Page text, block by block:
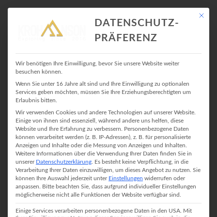
ZIELE
TRAININGSWOCHE 04 –
LAKTATTEST
29. April 2018 InLaufen No Comment
Trainingswoche Vier. Ich stecke also mitten in der Vorbereitung für
den Hamburg Marathon. Ich spule brav meine Trainingsläufe runter,
und halte meine Sessions haarklein ein. Das Einzige was etwas zu
kurz kommt ist das Crosstraining, aber da hole ich auf. […]
CONTINUE READING
Mit
DATENSCHUTZ-
PRÄFERENZ
Wir benötigen Ihre Einwilligung, bevor Sie unsere Website weiter
besuchen können.
Wenn Sie unter 16 Jahre alt sind und Ihre Einwilligung zu optionalen
Services geben möchten, müssen Sie Ihre Erziehungsberechtigten um
Erlaubnis bitten.
Wir verwenden Cookies und andere Technologien auf unserer Website.
Einige von ihnen sind essenziell, während andere uns helfen, diese
Website und Ihre Erfahrung zu verbessern.
Personenbezogene Daten
können verarbeitet werden (z. B. IP-Adressen), z. B. für personalisierte
Anzeigen und Inhalte oder die Messung von Anzeigen und Inhalten.
Weitere Informationen über die Verwendung Ihrer Daten finden Sie in
unserer Datenschutzerklärung Es besteht keine Verpflichtung, in die
Verarbeitung Ihrer Daten einzuwilligen, um dieses Angebot zu nutzen. Sie
können Ihre Auswahl jederzeit unter Einstellungen widerrufen oder
anpassen.
Bitte beachten Sie, dass aufgrund individueller Einstellungen
möglicherweise nicht alle Funktionen der Website verfügbar sind.
Einige Services verarbeiten personenbezogene Daten in den USA. Mit